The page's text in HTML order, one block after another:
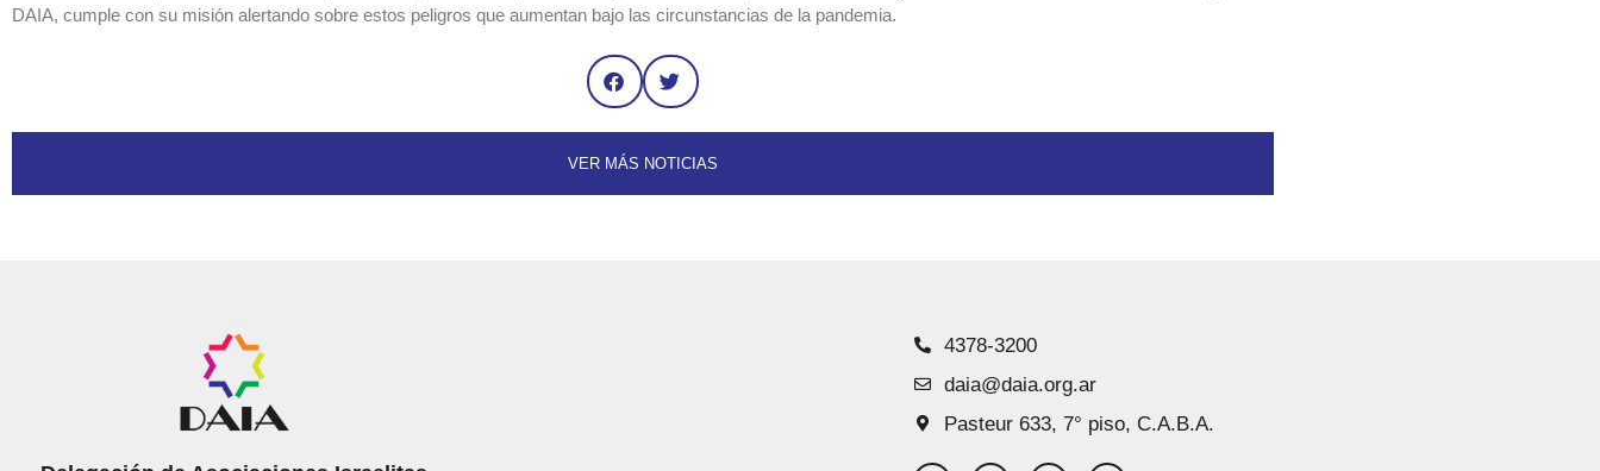
DAIA, cumple con su misión alertando sobre estos peligros que aumentan bajo las circunstancias de la pandemia.
VER MÁS NOTICIAS
4378-3200
daia@daia.org.ar
Pasteur 633, 7° piso, C.A.B.A.